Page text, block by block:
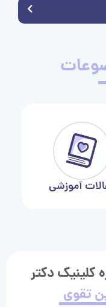
آموزشی
کلینیک دکتر
تقوی